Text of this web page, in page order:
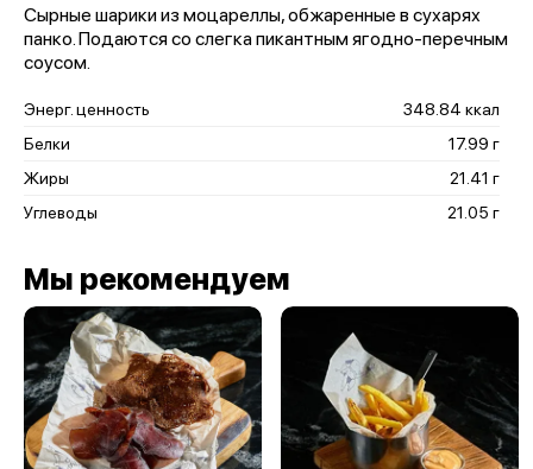
Сырные шарики из моцареллы, обжаренные в сухарях
панко. Подаются со слегка пикантным ягодно-перечным
соусом.
Энерг. ценность
348.84 ккал
Белки
17.99 г
Жиры
21.41 г
Углеводы
21.05 г
Мы рекомендуем